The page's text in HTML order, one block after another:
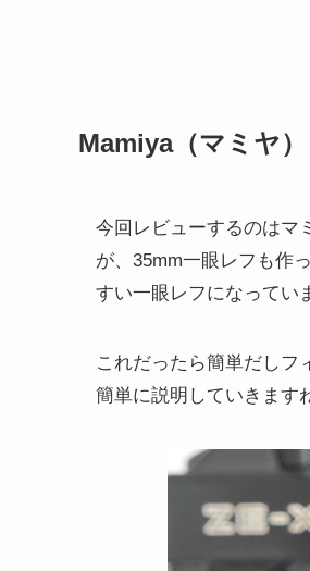
Mamiya（マミヤ
今回レビューするのはマ
が、35mm一眼レフも作
すい一眼レフになってい
これだったら簡単だしフ
簡単に説明していきます